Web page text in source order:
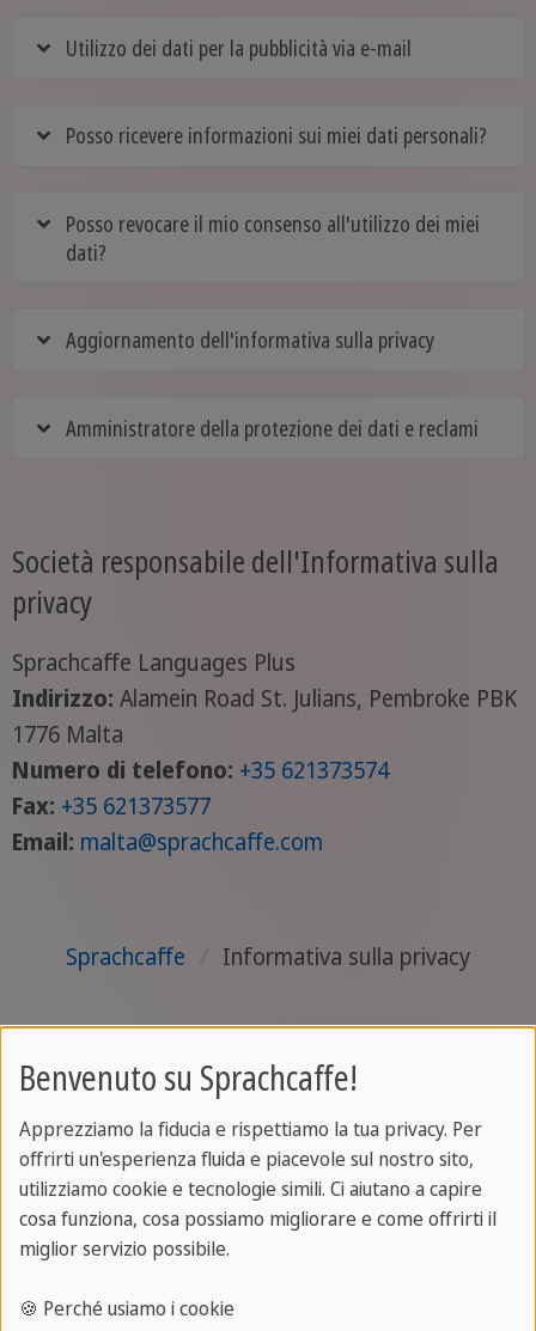
Utilizzo dei dati per la pubblicità via e-mail
Posso ricevere informazioni sui miei dati personali?
Posso revocare il mio consenso all'utilizzo dei miei
dati?
Aggiornamento dell'informativa sulla privacy
Amministratore della protezione dei dati e reclami
Società responsabile dell'Informativa sulla
privacy
Sprachcaffe Languages Plus
Indirizzo: Alamein Road St. Julians, Pembroke PBK
1776 Malta
Numero di telefono: +35 621373574
Fax: +35 621373577
Email: malta@sprachcaffe.com
Sprachcaffe / Informativa sulla privacy
Benvenuto su Sprachcaffe!
Apprezziamo la fiducia e rispettiamo la tua privacy. Per
offrirti un'esperienza fluida e piacevole sul nostro sito,
utilizziamo cookie e tecnologie simili. Ci aiutano a capire
cosa funziona, cosa possiamo migliorare e come offrirti il
miglior servizio possibile.
🍪 Perché usiamo i cookie